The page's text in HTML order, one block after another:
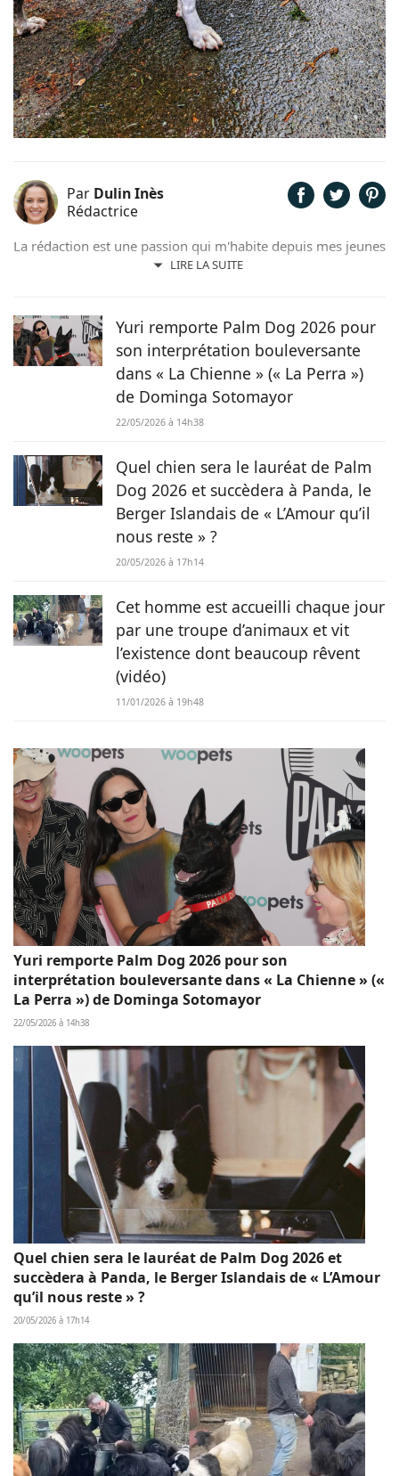
Par Dulin Inès
Rédactrice
LIRE LA SUITE
La rédaction est une passion qui m'habite depuis mes jeunes
années. Férue de poésie et de littérature, il m'arrivait de
rédaction web et ainsi faire de mon hobby, un métier !
Yuri remporte Palm Dog 2026 pour
son interprétation bouleversante
dans « La Chienne » (« La Perra »)
de Dominga Sotomayor
22/05/2026 à 14h38
Quel chien sera le lauréat de Palm
Dog 2026 et succèdera à Panda, le
Berger Islandais de « L’Amour qu’il
nous reste » ?
20/05/2026 à 17h14
Cet homme est accueilli chaque jour
par une troupe d’animaux et vit
l’existence dont beaucoup rêvent
(vidéo)
11/01/2026 à 19h48
Yuri remporte Palm Dog 2026 pour son
interprétation bouleversante dans « La Chienne » («
La Perra ») de Dominga Sotomayor
22/05/2026 à 14h38
Quel chien sera le lauréat de Palm Dog 2026 et
succèdera à Panda, le Berger Islandais de « L’Amour
qu’il nous reste » ?
20/05/2026 à 17h14